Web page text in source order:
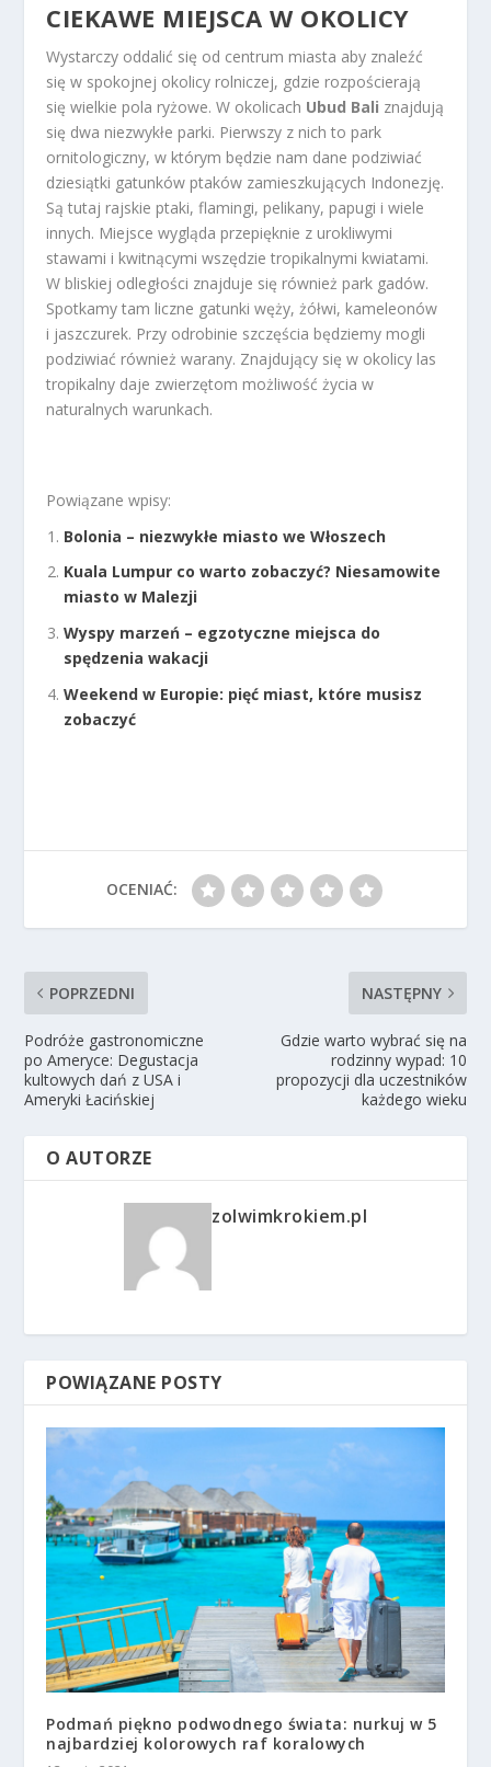
CIEKAWE MIEJSCA W OKOLICY
Wystarczy oddalić się od centrum miasta aby znaleźć
się w spokojnej okolicy rolniczej, gdzie rozpościerają
się wielkie pola ryżowe. W okolicach Ubud Bali znajdują
się dwa niezwykłe parki. Pierwszy z nich to park
ornitologiczny, w którym będzie nam dane podziwiać
dziesiątki gatunków ptaków zamieszkujących Indonezję.
Są tutaj rajskie ptaki, flamingi, pelikany, papugi i wiele
innych. Miejsce wygląda przepięknie z urokliwymi
stawami i kwitnącymi wszędzie tropikalnymi kwiatami.
W bliskiej odległości znajduje się również park gadów.
Spotkamy tam liczne gatunki węży, żółwi, kameleonów
i jaszczurek. Przy odrobinie szczęścia będziemy mogli
podziwiać również warany. Znajdujący się w okolicy las
tropikalny daje zwierzętom możliwość życia w
naturalnych warunkach.
Powiązane wpisy:
Bolonia – niezwykłe miasto we Włoszech
Kuala Lumpur co warto zobaczyć? Niesamowite
miasto w Malezji
Wyspy marzeń – egzotyczne miejsca do
spędzenia wakacji
Weekend w Europie: pięć miast, które musisz
zobaczyć
OCENIAĆ:
POPRZEDNI
Podróże gastronomiczne
po Ameryce: Degustacja
kultowych dań z USA i
Ameryki Łacińskiej
NASTĘPNY
Gdzie warto wybrać się na
rodzinny wypad: 10
propozycji dla uczestników
każdego wieku
O AUTORZE
zolwimkrokiem.pl
POWIĄZANE POSTY
Podmań piękno podwodnego świata: nurkuj w 5
najbardziej kolorowych raf koralowych